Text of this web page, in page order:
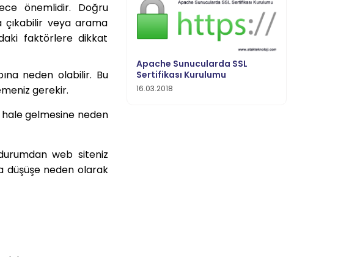
önemlidir. Doğru
çıkabilir veya arama
faktörlere dikkat
neden olabilir. Bu
gerekir.
gelmesine neden
web siteniz
düşüşe neden olarak
Apache Sunucularda SSL
Sertifikası Kurulumu
16.03.2018